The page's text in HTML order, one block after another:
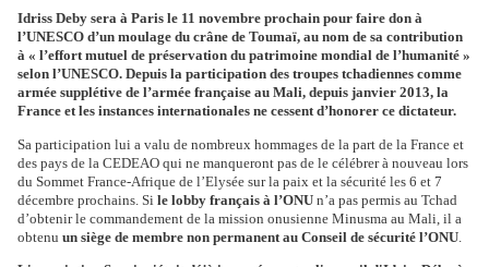
Idriss Deby sera à Paris le 11 novembre prochain pour faire don à
l’UNESCO d’un moulage du crâne de Toumaï, au nom de sa contribution
à « l’effort mutuel de préservation du patrimoine mondial de l’humanité »
selon l’UNESCO. Depuis la participation des troupes tchadiennes comme
armée supplétive de l’armée française au Mali, depuis janvier 2013, la
France et les instances internationales ne cessent d’honorer ce dictateur.
Sa participation lui a valu de nombreux hommages de la part de la France et
des pays de la CEDEAO qui ne manqueront pas de le célébrer à nouveau lors
du Sommet France-Afrique de l’Elysée sur la paix et la sécurité les 6 et 7
décembre prochains. Si le lobby français à l’ONU n’a pas permis au Tchad
d’obtenir le commandement de la mission onusienne Minusma au Mali, il a
obtenu un siège de membre non permanent au Conseil de sécurité l’ONU